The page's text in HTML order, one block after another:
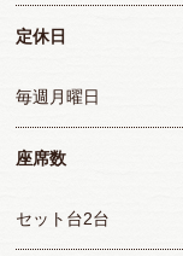
定休日
毎週月曜日
座席数
セット台2台